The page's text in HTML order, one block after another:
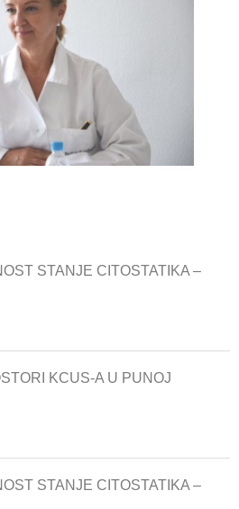
STANJE CITOSTATIKA –
KCUS-A U PUNOJ
STANJE CITOSTATIKA –